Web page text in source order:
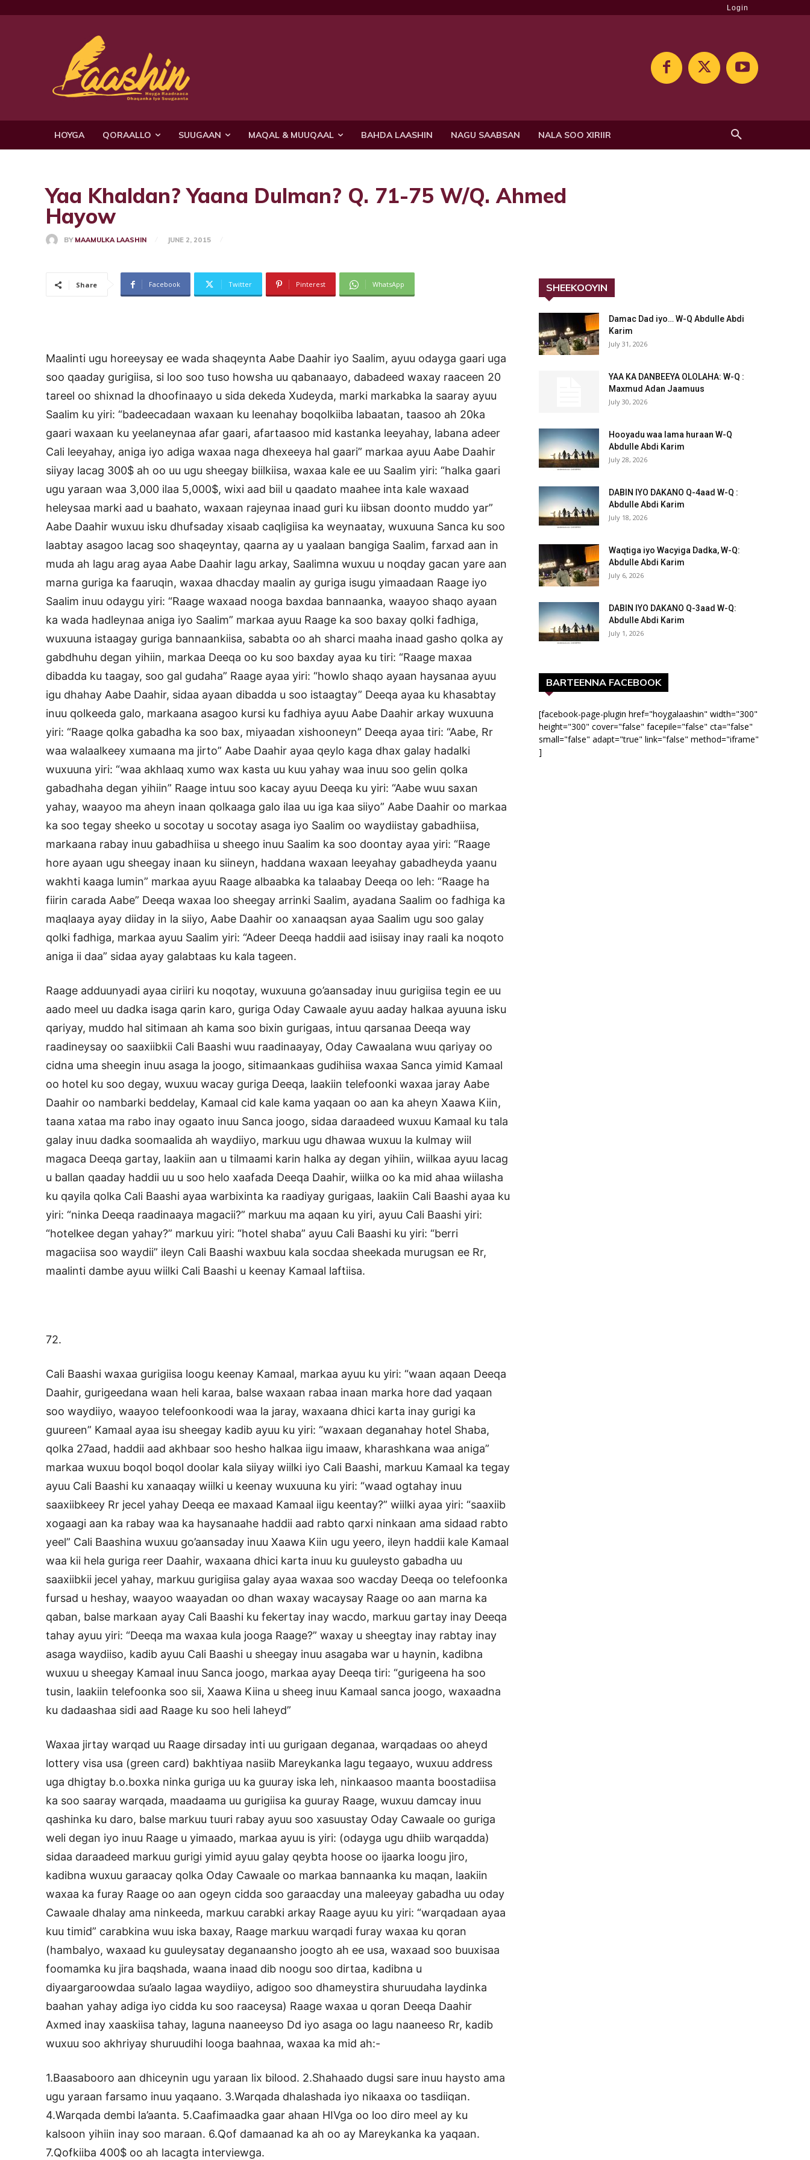
Login
HOYGA QORAALLO SUUGAAN MAQAL & MUUQAAL BAHDA LAASHIN NAGU SAABSAN NALA SOO XIRIIR
Yaa Khaldan? Yaana Dulman? Q. 71-75 W/Q. Ahmed
Hayow
BY MAAMULKA LAASHIN JUNE 2, 2015
Share Facebook Twitter Pinterest WhatsApp
Maalinti ugu horeeysay ee wada shaqeynta Aabe Daahir iyo Saalim, ayuu odayga gaari uga
soo qaaday gurigiisa, si loo soo tuso howsha uu qabanaayo, dabadeed waxay raaceen 20
tareel oo shixnad la dhoofinaayo u sida dekeda Xudeyda, marki markabka la saaray ayuu
Saalim ku yiri: “badeecadaan waxaan ku leenahay boqolkiiba labaatan, taasoo ah 20ka
gaari waxaan ku yeelaneynaa afar gaari, afartaasoo mid kastanka leeyahay, labana adeer
Cali leeyahay, aniga iyo adiga waxaa naga dhexeeya hal gaari” markaa ayuu Aabe Daahir
siiyay lacag 300$ ah oo uu ugu sheegay biilkiisa, waxaa kale ee uu Saalim yiri: “halka gaari
ugu yaraan waa 3,000 ilaa 5,000$, wixi aad biil u qaadato maahee inta kale waxaad
heleysaa marki aad u baahato, waxaan rajeynaa inaad guri ku iibsan doonto muddo yar”
Aabe Daahir wuxuu isku dhufsaday xisaab caqligiisa ka weynaatay, wuxuuna Sanca ku soo
laabtay asagoo lacag soo shaqeyntay, qaarna ay u yaalaan bangiga Saalim, farxad aan in
muda ah lagu arag ayaa Aabe Daahir lagu arkay, Saalimna wuxuu u noqday gacan yare aan
marna guriga ka faaruqin, waxaa dhacday maalin ay guriga isugu yimaadaan Raage iyo
Saalim inuu odaygu yiri: “Raage waxaad nooga baxdaa bannaanka, waayoo shaqo ayaan
ka wada hadleynaa aniga iyo Saalim” markaa ayuu Raage ka soo baxay qolki fadhiga,
wuxuuna istaagay guriga bannaankiisa, sababta oo ah sharci maaha inaad gasho qolka ay
gabdhuhu degan yihiin, markaa Deeqa oo ku soo baxday ayaa ku tiri: “Raage maxaa
dibadda ku taagay, soo gal gudaha” Raage ayaa yiri: “howlo shaqo ayaan haysanaa ayuu
igu dhahay Aabe Daahir, sidaa ayaan dibadda u soo istaagtay” Deeqa ayaa ku khasabtay
inuu qolkeeda galo, markaana asagoo kursi ku fadhiya ayuu Aabe Daahir arkay wuxuuna
yiri: “Raage qolka gabadha ka soo bax, miyaadan xishooneyn” Deeqa ayaa tiri: “Aabe, Rr
waa walaalkeey xumaana ma jirto” Aabe Daahir ayaa qeylo kaga dhax galay hadalki
wuxuuna yiri: “waa akhlaaq xumo wax kasta uu kuu yahay waa inuu soo gelin qolka
gabadhaha degan yihiin” Raage intuu soo kacay ayuu Deeqa ku yiri: “Aabe wuu saxan
yahay, waayoo ma aheyn inaan qolkaaga galo ilaa uu iga kaa siiyo” Aabe Daahir oo markaa
ka soo tegay sheeko u socotay u socotay asaga iyo Saalim oo waydiistay gabadhiisa,
markaana rabay inuu gabadhiisa u sheego inuu Saalim ka soo doontay ayaa yiri: “Raage
hore ayaan ugu sheegay inaan ku siineyn, haddana waxaan leeyahay gabadheyda yaanu
wakhti kaaga lumin” markaa ayuu Raage albaabka ka talaabay Deeqa oo leh: “Raage ha
fiirin carada Aabe” Deeqa waxaa loo sheegay arrinki Saalim, ayadana Saalim oo fadhiga ka
maqlaaya ayay diiday in la siiyo, Aabe Daahir oo xanaaqsan ayaa Saalim ugu soo galay
qolki fadhiga, markaa ayuu Saalim yiri: “Adeer Deeqa haddii aad isiisay inay raali ka noqoto
aniga ii daa” sidaa ayay galabtaas ku kala tageen.
Raage adduunyadi ayaa ciriiri ku noqotay, wuxuuna go’aansaday inuu gurigiisa tegin ee uu
aado meel uu dadka isaga qarin karo, guriga Oday Cawaale ayuu aaday halkaa ayuuna isku
qariyay, muddo hal sitimaan ah kama soo bixin gurigaas, intuu qarsanaa Deeqa way
raadineysay oo saaxiibkii Cali Baashi wuu raadinaayay, Oday Cawaalana wuu qariyay oo
cidna uma sheegin inuu asaga la joogo, sitimaankaas gudihiisa waxaa Sanca yimid Kamaal
oo hotel ku soo degay, wuxuu wacay guriga Deeqa, laakiin telefoonki waxaa jaray Aabe
Daahir oo nambarki beddelay, Kamaal cid kale kama yaqaan oo aan ka aheyn Xaawa Kiin,
taana xataa ma rabo inay ogaato inuu Sanca joogo, sidaa daraadeed wuxuu Kamaal ku tala
galay inuu dadka soomaalida ah waydiiyo, markuu ugu dhawaa wuxuu la kulmay wiil
magaca Deeqa gartay, laakiin aan u tilmaami karin halka ay degan yihiin, wiilkaa ayuu lacag
u ballan qaaday haddii uu u soo helo xaafada Deeqa Daahir, wiilka oo ka mid ahaa wiilasha
ku qayila qolka Cali Baashi ayaa warbixinta ka raadiyay gurigaas, laakiin Cali Baashi ayaa ku
yiri: “ninka Deeqa raadinaaya magacii?” markuu ma aqaan ku yiri, ayuu Cali Baashi yiri:
“hotelkee degan yahay?” markuu yiri: “hotel shaba” ayuu Cali Baashi ku yiri: “berri
magaciisa soo waydii” ileyn Cali Baashi waxbuu kala socdaa sheekada murugsan ee Rr,
maalinti dambe ayuu wiilki Cali Baashi u keenay Kamaal laftiisa.
72.
Cali Baashi waxaa gurigiisa loogu keenay Kamaal, markaa ayuu ku yiri: “waan aqaan Deeqa
Daahir, gurigeedana waan heli karaa, balse waxaan rabaa inaan marka hore dad yaqaan
soo waydiiyo, waayoo telefoonkoodi waa la jaray, waxaana dhici karta inay gurigi ka
guureen” Kamaal ayaa isu sheegay kadib ayuu ku yiri: “waxaan deganahay hotel Shaba,
qolka 27aad, haddii aad akhbaar soo hesho halkaa iigu imaaw, kharashkana waa aniga”
markaa wuxuu boqol boqol doolar kala siiyay wiilki iyo Cali Baashi, markuu Kamaal ka tegay
ayuu Cali Baashi ku xanaaqay wiilki u keenay wuxuuna ku yiri: “waad ogtahay inuu
saaxiibkeey Rr jecel yahay Deeqa ee maxaad Kamaal iigu keentay?” wiilki ayaa yiri: “saaxiib
xogaagi aan ka rabay waa ka haysanaahe haddii aad rabto qarxi ninkaan ama sidaad rabto
yeel” Cali Baashina wuxuu go’aansaday inuu Xaawa Kiin ugu yeero, ileyn haddii kale Kamaal
waa kii hela guriga reer Daahir, waxaana dhici karta inuu ku guuleysto gabadha uu
saaxiibkii jecel yahay, markuu gurigiisa galay ayaa waxaa soo wacday Deeqa oo telefoonka
fursad u heshay, waayoo waayadan oo dhan waxay wacaysay Raage oo aan marna ka
qaban, balse markaan ayay Cali Baashi ku fekertay inay wacdo, markuu gartay inay Deeqa
tahay ayuu yiri: “Deeqa ma waxaa kula jooga Raage?” waxay u sheegtay inay rabtay inay
asaga waydiiso, kadib ayuu Cali Baashi u sheegay inuu asagaba war u haynin, kadibna
wuxuu u sheegay Kamaal inuu Sanca joogo, markaa ayay Deeqa tiri: “gurigeena ha soo
tusin, laakiin telefoonka soo sii, Xaawa Kiina u sheeg inuu Kamaal sanca joogo, waxaadna
ku dadaashaa sidi aad Raage ku soo heli laheyd”
Waxaa jirtay warqad uu Raage dirsaday inti uu gurigaan deganaa, warqadaas oo aheyd
lottery visa usa (green card) bakhtiyaa nasiib Mareykanka lagu tegaayo, wuxuu address
uga dhigtay b.o.boxka ninka guriga uu ka guuray iska leh, ninkaasoo maanta boostadiisa
ka soo saaray warqada, maadaama uu gurigiisa ka guuray Raage, wuxuu damcay inuu
qashinka ku daro, balse markuu tuuri rabay ayuu soo xasuustay Oday Cawaale oo guriga
weli degan iyo inuu Raage u yimaado, markaa ayuu is yiri: (odayga ugu dhiib warqadda)
sidaa daraadeed markuu gurigi yimid ayuu galay qeybta hoose oo ijaarka loogu jiro,
kadibna wuxuu garaacay qolka Oday Cawaale oo markaa bannaanka ku maqan, laakiin
waxaa ka furay Raage oo aan ogeyn cidda soo garaacday una maleeyay gabadha uu oday
Cawaale dhalay ama ninkeeda, markuu carabki arkay Raage ayuu ku yiri: “warqadaan ayaa
kuu timid” carabkina wuu iska baxay, Raage markuu warqadi furay waxaa ku qoran
(hambalyo, waxaad ku guuleysatay deganaansho joogto ah ee usa, waxaad soo buuxisaa
foomamka ku jira baqshada, waana inaad dib noogu soo dirtaa, kadibna u
diyaargaroowdaa su’aalo lagaa waydiiyo, adigoo soo dhameystira shuruudaha laydinka
baahan yahay adiga iyo cidda ku soo raaceysa) Raage waxaa u qoran Deeqa Daahir
Axmed inay xaaskiisa tahay, laguna naaneeyso Dd iyo asaga oo lagu naaneeso Rr, kadib
wuxuu soo akhriyay shuruudihi looga baahnaa, waxaa ka mid ah:-
1.Baasabooro aan dhiceynin ugu yaraan lix bilood. 2.Shahaado dugsi sare inuu haysto ama
ugu yaraan farsamo inuu yaqaano. 3.Warqada dhalashada iyo nikaaxa oo tasdiiqan.
4.Warqada dembi la’aanta. 5.Caafimaadka gaar ahaan HIVga oo loo diro meel ay ku
kalsoon yihiin inay soo maraan. 6.Qof damaanad ka ah oo ay Mareykanka ka yaqaan.
7.Qofkiiba 400$ oo ah lacagta interviewga.
SHEEKOOYIN
Damac Dad iyo… W-Q Abdulle Abdi
Karim
July 31, 2026
YAA KA DANBEEYA OLOLAHA: W-Q :
Maxmud Adan Jaamuus
July 30, 2026
Hooyadu waa lama huraan W-Q
Abdulle Abdi Karim
July 28, 2026
DABIN IYO DAKANO Q-4aad W-Q :
Abdulle Abdi Karim
July 18, 2026
Waqtiga iyo Wacyiga Dadka, W-Q:
Abdulle Abdi Karim
July 6, 2026
DABIN IYO DAKANO Q-3aad W-Q:
Abdulle Abdi Karim
July 1, 2026
BARTEENNA FACEBOOK
[facebook-page-plugin href="hoygalaashin" width="300"
height="300" cover="false" facepile="false" cta="false"
small="false" adapt="true" link="false" method="iframe"
]